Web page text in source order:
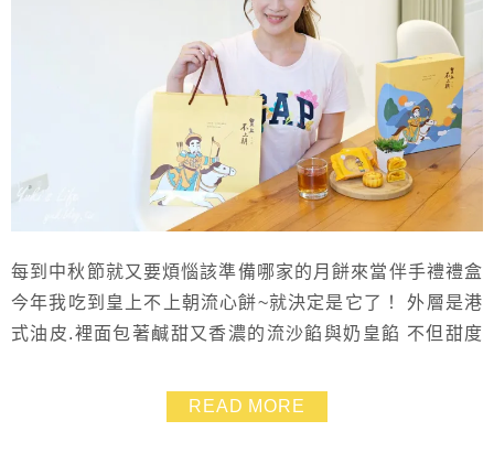
每到中秋節就又要煩惱該準備哪家的月餅來當伴手禮禮盒
今年我吃到皇上不上朝流心餅~就決定是它了！ 外層是港
式油皮.裡面包著鹹甜又香濃的流沙餡與奶皇餡 不但甜度
重點是不用再次加熱就可以嚐得到流沙口感 簡單的泡上
一壺茶.與家人團聚聊天、吃餅～就是中秋節最幸福的時
READ MORE